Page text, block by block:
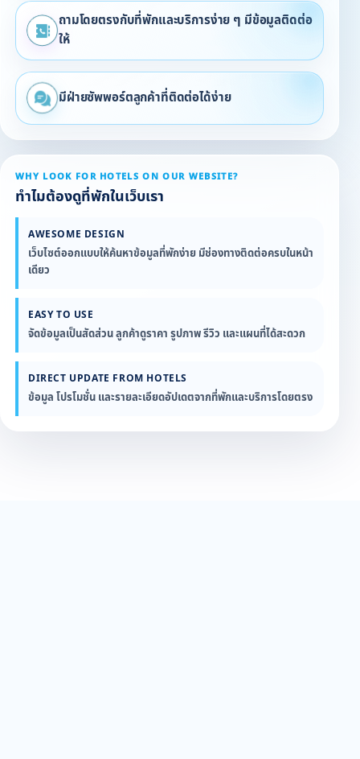
ถามโดยตรงกับที่พักและบริการง่าย ๆ มีข้อมูลติดต่อ
ให้
มีฝ่ายซัพพอร์ตลูกค้าที่ติดต่อได้ง่าย
WHY LOOK FOR HOTELS ON OUR WEBSITE?
ทำไมต้องดูที่พักในเว็บเรา
AWESOME DESIGN
เว็บไซต์ออกแบบให้ค้นหาข้อมูลที่พักง่าย มีช่องทางติดต่อครบในหน้า
เดียว
EASY TO USE
จัดข้อมูลเป็นสัดส่วน ลูกค้าดูราคา รูปภาพ รีวิว และแผนที่ได้สะดวก
DIRECT UPDATE FROM HOTELS
ข้อมูล โปรโมชั่น และรายละเอียดอัปเดตจากที่พักและบริการโดยตรง